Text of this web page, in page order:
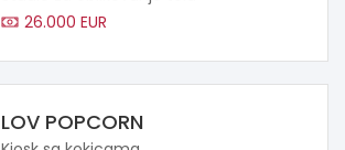
26.000 EUR
LOV POPCORN